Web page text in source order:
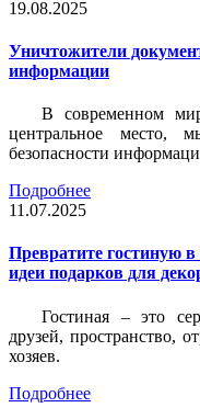
19.08.2025
Уничтожители
информации
В современном
центральное место,
безопасности
Подробнее
11.07.2025
Превратите гостиную
идеи подарков для
Гостиная – это
друзей, пространство,
хозяев.
Подробнее